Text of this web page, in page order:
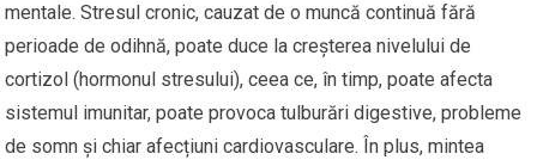
mentale. Stresul cronic, cauzat de o muncă continuă fără
perioade de odihnă, poate duce la creșterea nivelului de
cortizol (hormonul stresului), ceea ce, în timp, poate afecta
sistemul imunitar, poate provoca tulburări digestive, probleme
de somn și chiar afecțiuni cardiovasculare. În plus, mintea